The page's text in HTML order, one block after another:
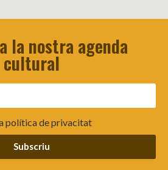
la nostra agenda
cultural
política de privacitat
Subscriu